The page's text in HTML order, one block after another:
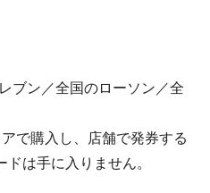
ブン／全国のローソン／全
で購入し、店舗で発券する
は手に入りません。